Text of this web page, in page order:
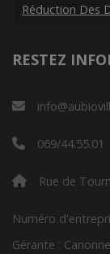
Réduction Des
RESTEZ
069/44.55.01
Rue de
Numéro
Gérante :